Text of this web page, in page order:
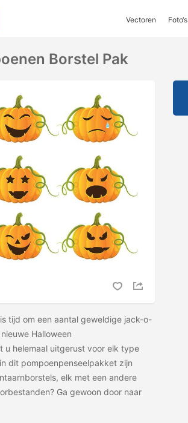
Vectoren Foto‘s
Borstel Pak
tijd om een ​​aantal geweldige jack-o-
Halloween
u helemaal uitgerust voor elk type
dit pompoenpenseelpakket zijn
elk met een andere
Ga gewoon door naar